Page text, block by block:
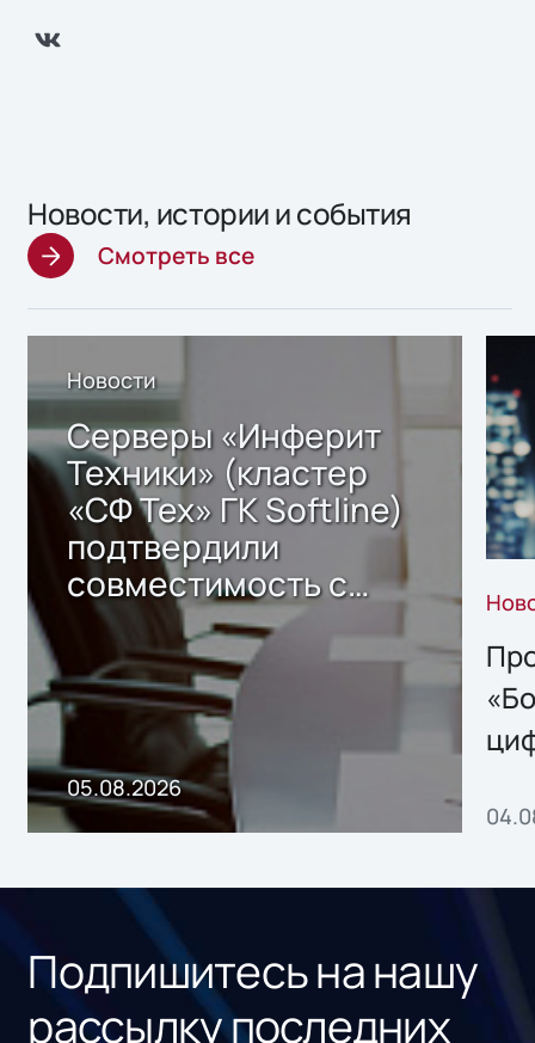
Новости, истории и события
Смотреть все
Новости
Серверы «Инферит
Техники» (кластер
«СФ Тех» ГК Softline)
подтвердили
совместимость с
решением Sharx
Storage 2.x для
хранения данных
05.08.2026
Подпишитесь на нашу
рассылку последних